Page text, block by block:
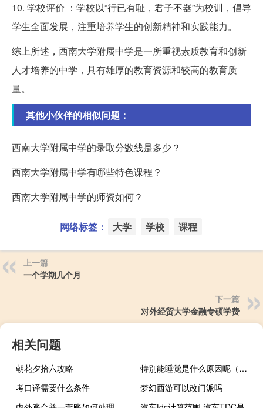
10. 学校评价 ：学校以“行已有耻，君子不器”为校训，倡导
学生全面发展，注重培养学生的创新精神和实践能力。
综上所述，西南大学附属中学是一所重视素质教育和创新
人才培养的中学，具有雄厚的教育资源和较高的教育质
量。
其他小伙伴的相似问题：
西南大学附属中学的录取分数线是多少？
西南大学附属中学有哪些特色课程？
西南大学附属中学的师资如何？
网络标签： 大学 学校 课程
上一篇
一个学期几个月
下一篇
对外经贸大学金融专硕学费
相关问题
朝花夕拾六攻略
特别能睡觉是什么原因呢（特别能睡觉是什么原因）
考口译需要什么条件
梦幻西游可以改门派吗